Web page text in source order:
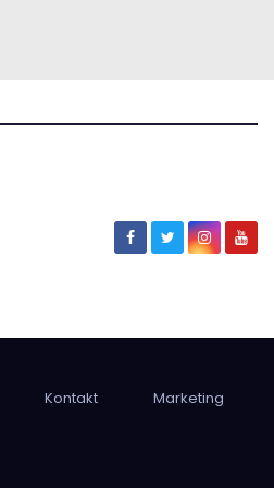
Kontakt Marketing